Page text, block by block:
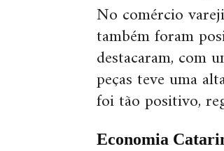
No comércio
também foram
destacaram, com
peças teve uma
foi tão positivo,
Economia